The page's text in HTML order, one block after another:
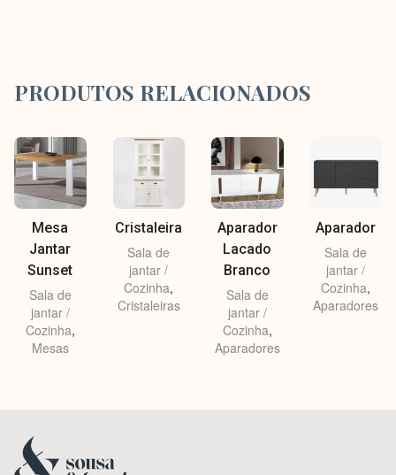
PRODUTOS RELACIONADOS
Mesa
Jantar
Sunset
Sala de
jantar /
Cozinha,
Mesas
Cristaleira
Sala de
jantar /
Cozinha,
Cristaleiras
Aparador
Lacado
Branco
Sala de
jantar /
Cozinha,
Aparadores
Aparador
Sala de
jantar /
Cozinha,
Aparadores